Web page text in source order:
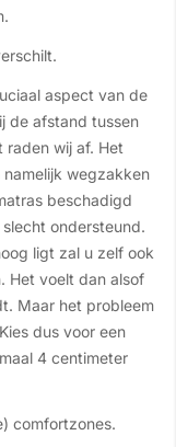
aspect van de
de afstand tussen
wij af. Het
wegzakken
beschadigd
ondersteund.
ligt zal u zelf ook
Het voelt dan alsof
Maar het probleem
dus voor een
4 centimeter
comfortzones.